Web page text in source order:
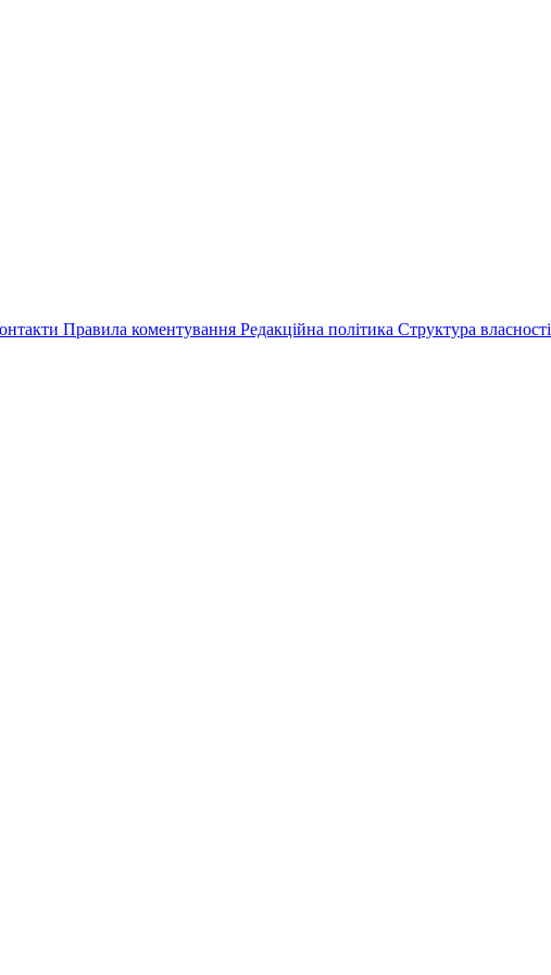
Правила коментування Редакційна політика Структура власності